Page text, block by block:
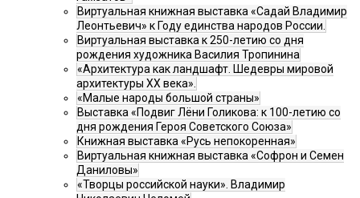
Виртуальная книжная выставка «Садай Владимир
Леонтьевич» к Году единства народов России.
Виртуальная выставка к 250-летию со дня
рождения художника Василия Тропинина
«Архитектура как ландшафт. Шедевры мировой
архитектуры XX века».
«Малые народы большой страны»
Выставка «Подвиг Лёни Голикова: к 100-летию со
дня рождения Героя Советского Союза»
Книжная выставка «Русь непокоренная»
Виртуальная книжная выставка «Софрон и Семен
Даниловы»
«Творцы российской науки». Владимир